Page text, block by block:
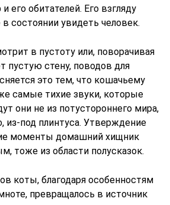
его обитателей. Его взгляду
состоянии увидеть человек.
в пустоту или, поворачивая
пустую стену, поводов для
это тем, что кошачьему
самые тихие звуки, которые
они не из потустороннего мира,
из-под плинтуса. Утверждение
моменты домашний хищник
тоже из области полусказок.
коты, благодаря особенностям
превращалось в источник